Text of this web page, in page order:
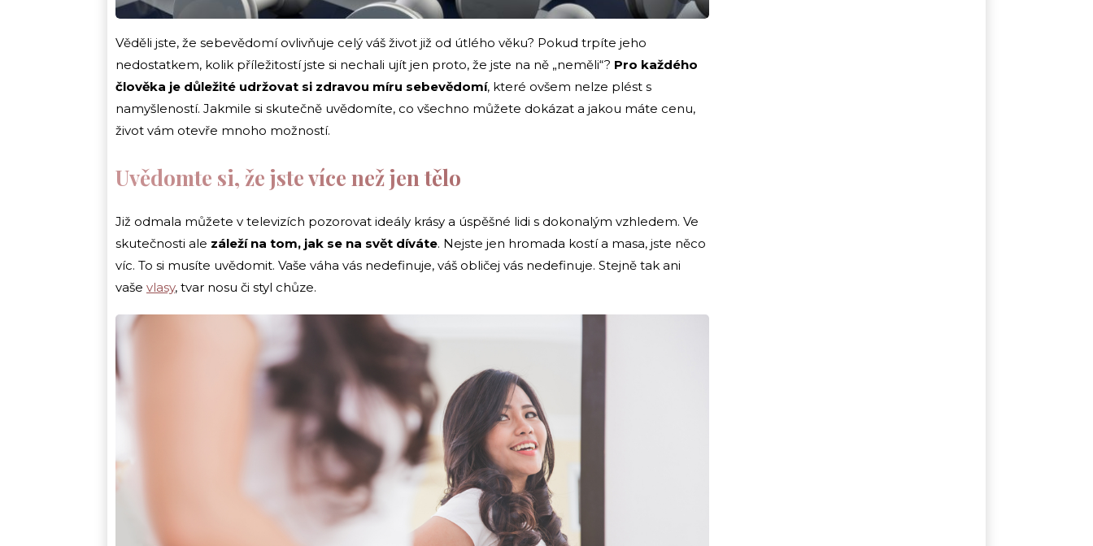
Věděli jste, že sebevědomí ovlivňuje celý váš život již od útlého věku? Pokud trpíte jeho
nedostatkem, kolik příležitostí jste si nechali ujít jen proto, že jste na ně „neměli“? Pro každého
člověka je důležité udržovat si zdravou míru sebevědomí, které ovšem nelze plést s
namyšleností. Jakmile si skutečně uvědomíte, co všechno můžete dokázat a jakou máte cenu,
život vám otevře mnoho možností.
Uvědomte si, že jste více než jen tělo
Již odmala můžete v televizích pozorovat ideály krásy a úspěšné lidi s dokonalým vzhledem. Ve
skutečnosti ale záleží na tom, jak se na svět díváte. Nejste jen hromada kostí a masa, jste něco
víc. To si musíte uvědomit. Vaše váha vás nedefinuje, váš obličej vás nedefinuje. Stejně tak ani
vaše vlasy, tvar nosu či styl chůze.